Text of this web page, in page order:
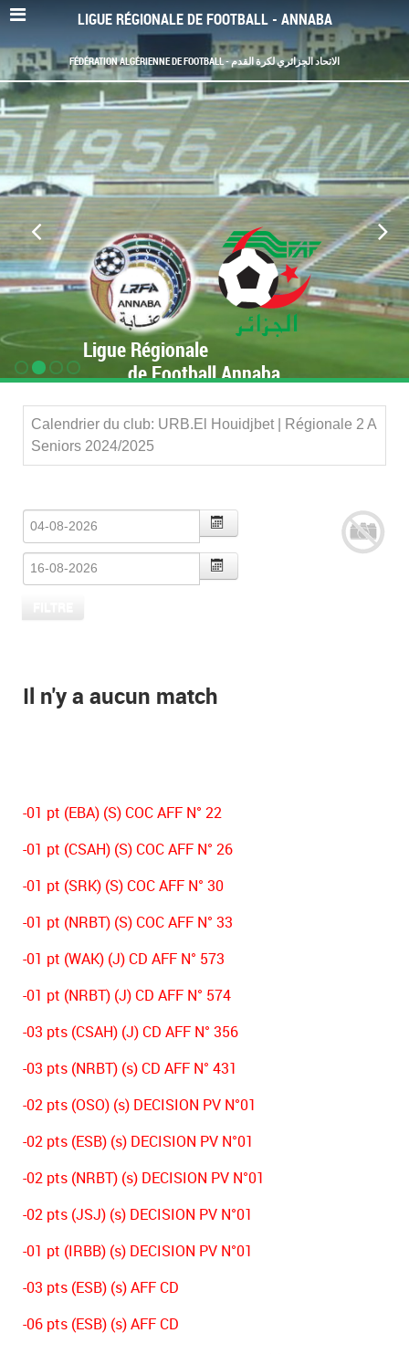
LIGUE RÉGIONALE DE FOOTBALL - ANNABA
FÉDÉRATION ALGÉRIENNE DE FOOTBALL - الاتحاد الجزائري لكرة القدم
Ligue Régionale
de Football Annaba
Calendrier du club: URB.El Houidjbet | Régionale 2 A
Seniors 2024/2025
Il n'y a aucun match
-01 pt (EBA) (S) COC AFF N° 22
-01 pt (CSAH) (S) COC AFF N° 26
-01 pt (SRK) (S) COC AFF N° 30
-01 pt (NRBT) (S) COC AFF N° 33
-01 pt (WAK) (J) CD AFF N° 573
-01 pt (NRBT) (J) CD AFF N° 574
-03 pts (CSAH) (J) CD AFF N° 356
-03 pts (NRBT) (s) CD AFF N° 431
-02 pts (OSO) (s) DECISION PV N°01
-02 pts (ESB) (s) DECISION PV N°01
-02 pts (NRBT) (s) DECISION PV N°01
-02 pts (JSJ) (s) DECISION PV N°01
-01 pt (IRBB) (s) DECISION PV N°01
-03 pts (ESB) (s) AFF CD
-06 pts (ESB) (s) AFF CD